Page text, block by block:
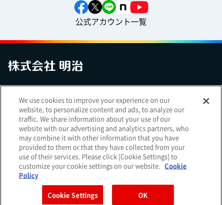
公式アカウント一覧
アクセシビリティへの対応方針ご利用規約明治グループのDX
Cookie Settings
明治ホールディングス株式会社 （ EN ｜簡体 ）
Meiji Seika ファルマ株式会社
Copyright Meiji Co., Ltd. All Rights Reserved.
We use cookies to improve your experience on our
website, to personalize content and ads, to analyze our
traffic. We share information about your use of our
website with our advertising and analytics partners, who
may combine it with other information that you have
provided to them or that they have collected from your
use of their services. Please click [Cookie Settings] to
customize your cookie settings on our website. Cookie
Policy
Cookie Settings OK